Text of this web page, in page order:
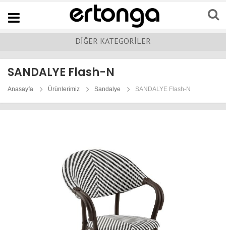
Navigation
DİĞER KATEGORİLER
SANDALYE Flash-N
Anasayfa Ürünlerimiz Sandalye SANDALYE Flash-N